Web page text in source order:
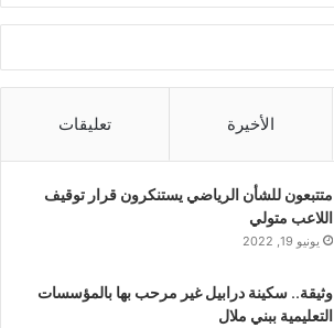
الأخيرة تعليقات
متتبعون للشأن الرياضي يستنكرون قرار توقيف
اللاعب متولي
يونيو 19, 2022
وثيقة.. سكينة درابيل غير مرحب بها بالمؤسسات
التعليمية ببني ملال